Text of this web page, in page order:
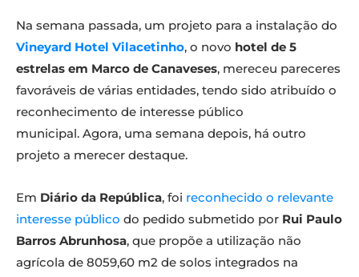
Na semana passada, um projeto para a instalação do
Vineyard Hotel Vilacetinho, o novo hotel de 5
estrelas em Marco de Canaveses, mereceu pareceres
favoráveis de várias entidades, tendo sido atribuído o
reconhecimento de interesse público
municipal. Agora, uma semana depois, há outro
projeto a merecer destaque.
Em Diário da República, foi reconhecido o relevante
interesse público do pedido submetido por Rui Paulo
Barros Abrunhosa, que propõe a utilização não
agrícola de 8059,60 m2 de solos integrados na